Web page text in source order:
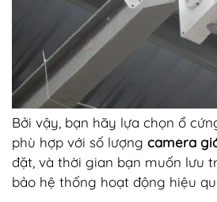
Bởi vậy, bạn hãy lựa chọn ổ
phù hợp với số lượng camera
đặt, và thời gian bạn muốn lưu
bảo hệ thống hoạt động hiệu